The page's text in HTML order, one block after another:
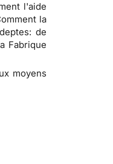
l'aide
la
de
Fabrique
moyens